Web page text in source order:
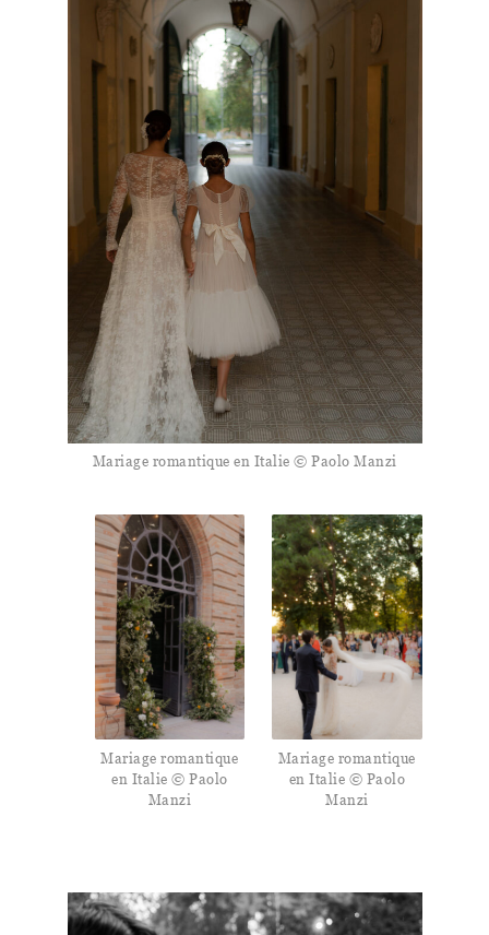
Mariage romantique en Italie © Paolo Manzi
Mariage romantique
en Italie © Paolo
Manzi
Mariage romantique
en Italie © Paolo
Manzi